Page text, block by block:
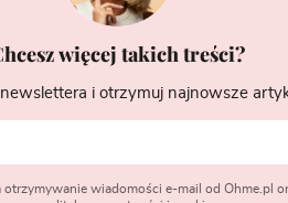
więcej takich treści?
i otrzymuj najnowsze
wiadomości e-mail od Ohme.pl